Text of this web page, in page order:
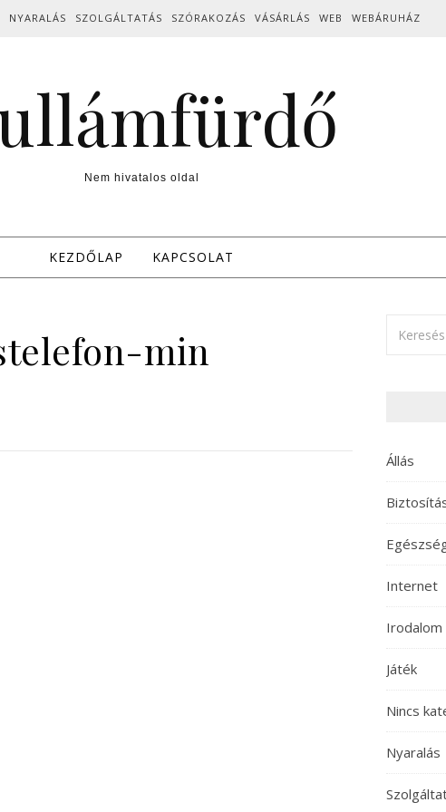
NYARALÁS SZOLGÁLTATÁS SZÓRAKOZÁS VÁSÁRLÁS WEB WEBÁRUHÁZ
Nem hivatalos oldal
KEZDŐLAP KAPCSOLAT
min
Állás
Internet
Irodalom
Játék
Nincs
Nyaralás